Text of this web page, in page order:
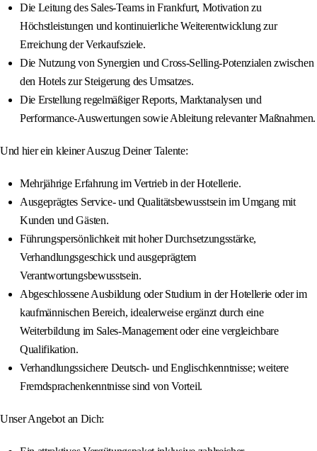
Die Leitung des Sales-Teams in Frankfurt, Motivation zu
Höchstleistungen und kontinuierliche Weiterentwicklung zur
Erreichung der Verkaufsziele.
Die Nutzung von Synergien und Cross-Selling-Potenzialen zwischen
den Hotels zur Steigerung des Umsatzes.
Die Erstellung regelmäßiger Reports, Marktanalysen und
Performance-Auswertungen sowie Ableitung relevanter Maßnahmen.
Und hier ein kleiner Auszug Deiner Talente:
Mehrjährige Erfahrung im Vertrieb in der Hotellerie.
Ausgeprägtes Service- und Qualitätsbewusstsein im Umgang mit
Kunden und Gästen.
Führungspersönlichkeit mit hoher Durchsetzungsstärke,
Verhandlungsgeschick und ausgeprägtem
Verantwortungsbewusstsein.
Abgeschlossene Ausbildung oder Studium in der Hotellerie oder im
kaufmännischen Bereich, idealerweise ergänzt durch eine
Weiterbildung im Sales-Management oder eine vergleichbare
Qualifikation.
Verhandlungssichere Deutsch- und Englischkenntnisse; weitere
Fremdsprachenkenntnisse sind von Vorteil.
Unser Angebot an Dich: